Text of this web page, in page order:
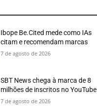
Ibope Be.Cited mede como IAs
citam e recomendam marcas
7 de agosto de 2026
SBT News chega à marca de 8
milhões de inscritos no YouTube
7 de agosto de 2026